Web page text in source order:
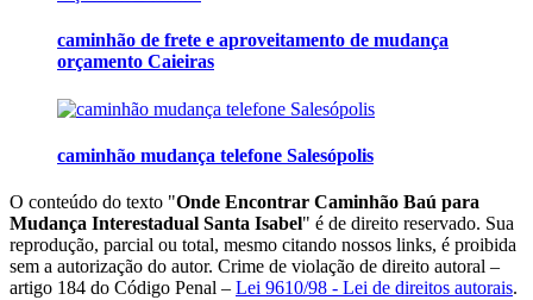
caminhão de frete e aproveitamento de mudança
orçamento Caieiras
caminhão mudança telefone Salesópolis
O conteúdo do texto "Onde Encontrar Caminhão Baú para
Mudança Interestadual Santa Isabel" é de direito reservado. Sua
reprodução, parcial ou total, mesmo citando nossos links, é proibida
sem a autorização do autor. Crime de violação de direito autoral –
artigo 184 do Código Penal – Lei 9610/98 - Lei de direitos autorais.